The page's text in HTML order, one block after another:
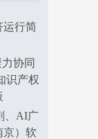
行简
协同
识产权
、AI广
京）软